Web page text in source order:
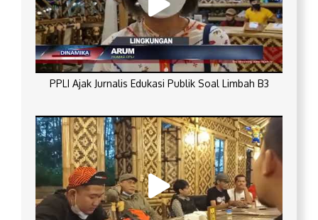
PPLI Ajak Jurnalis Edukasi Publik Soal Limbah B3